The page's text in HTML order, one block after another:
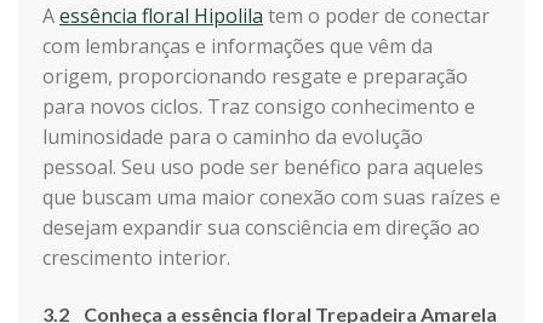
Aessência floral Hipolila tem o poder de conectar
com lembranças e informações que vêm da
origem, proporcionando resgate e preparação
para novos ciclos. Traz consigo conhecimento e
luminosidade para o caminho da evolução
pessoal. Seu uso pode ser benéfico para aqueles
que buscam uma maior conexão com suas raízes e
desejam expandir sua consciência em direção ao
crescimento interior.
3.2 Conheça a essência floral Trepadeira Amarela